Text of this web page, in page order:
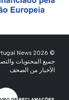
© 2026 The Portugal News - تأسست عام 1977
الأخبار من الصحف